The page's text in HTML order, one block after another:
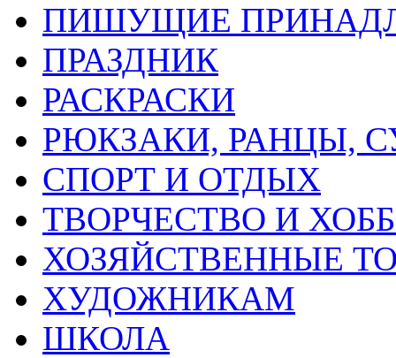
ПИШУЩИЕ
ПРАЗДНИК
РАСКРАСКИ
РЮКЗАКИ, РАНЦЫ,
СПОРТ И ОТДЫХ
ТВОРЧЕСТВО И
ХОЗЯЙСТВЕННЫЕ
ХУДОЖНИКАМ
ШКОЛА